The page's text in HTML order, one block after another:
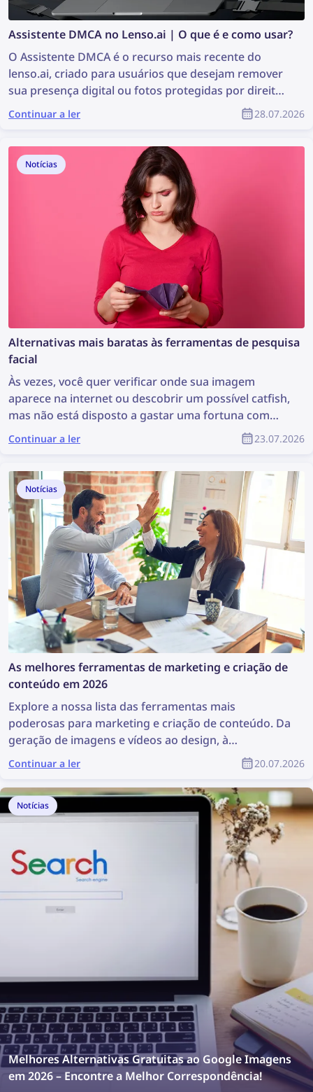
Assistente DMCA no Lenso.ai | O que é e como usar?
O Assistente DMCA é o recurso mais recente do
lenso.ai, criado para usuários que desejam remover
sua presença digital ou fotos protegidas por direitos
autorais de forma mais fácil e rápida. A ferramenta
gera e-mails prontos para copiar e colar, que podem
DMCA em sites onde as imagens foram encontradas.
Continue lendo para saber como remover suas
imagens de qualquer site com a ajuda do Assistente
Continuar a ler 28.07.2026
Notícias
Alternativas mais baratas às ferramentas de pesquisa
facial
Às vezes, você quer verificar onde sua imagem
aparece na internet ou descobrir um possível catfish,
mas não está disposto a gastar uma fortuna com
uma ferramenta de pesquisa facial. Conheça
algumas alternativas mais acessíveis que continuam
Continuar a ler 23.07.2026
Notícias
As melhores ferramentas de marketing e criação de
conteúdo em 2026
Explore a nossa lista das ferramentas mais
poderosas para marketing e criação de conteúdo. Da
geração de imagens e vídeos ao design, à
descoberta de conteúdo e à gestão de direitos
autorais, estas ferramentas são muito úteis para
qualquer equipa de marketing. Este artigo apresenta
uma lista completa das melhores ferramentas de
marketing e criação de conteúdo para profissionais
Continuar a ler 20.07.2026
Notícias
Melhores Alternativas Gratuitas ao Google Imagens
em 2026 – Encontre a Melhor Correspondência!